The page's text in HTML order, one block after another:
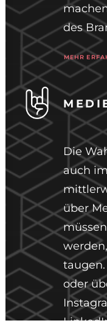
des
MEHR
Die
auch
über
oder